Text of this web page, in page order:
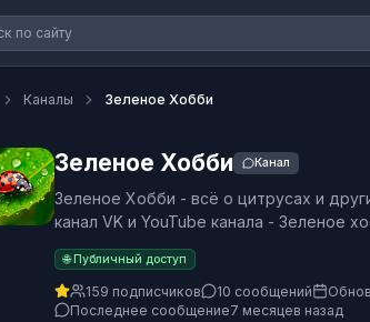
Каналы Зеленое Хобби
Зеленое Хобби Канал
Зеленое Хобби - всё о цитрусах и
канал VK и YouTube канала - Зеленое
🌐 Публичный доступ
159 подписчиков 10 сообщений
Последнее сообщение7 месяцев назад